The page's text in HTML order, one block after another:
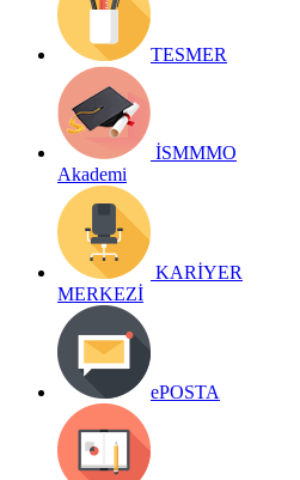
TESMER
İSMMMO
Akademi
KARİYER
MERKEZİ
ePOSTA